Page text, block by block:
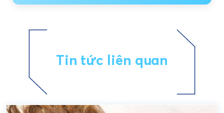
Tin tức liên quan